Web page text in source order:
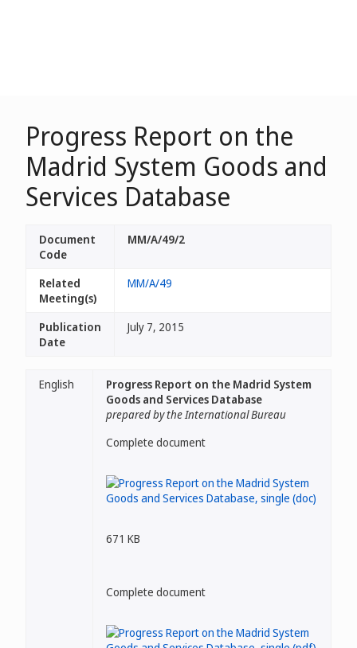
Progress Report on the
Madrid System Goods and
Services Database
Document
Code
MM/A/49/2
Related
Meeting(s)
MM/A/49
Publication
Date
July 7, 2015
English
Progress Report on the Madrid System
Goods and Services Database
prepared by the International Bureau
Complete document
671 KB
Complete document